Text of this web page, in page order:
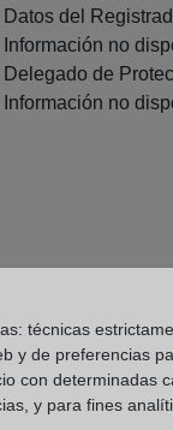
Datos del
Información no
Delegado de
Información no
técnicas
y de preferencias
con determinadas
y para fines